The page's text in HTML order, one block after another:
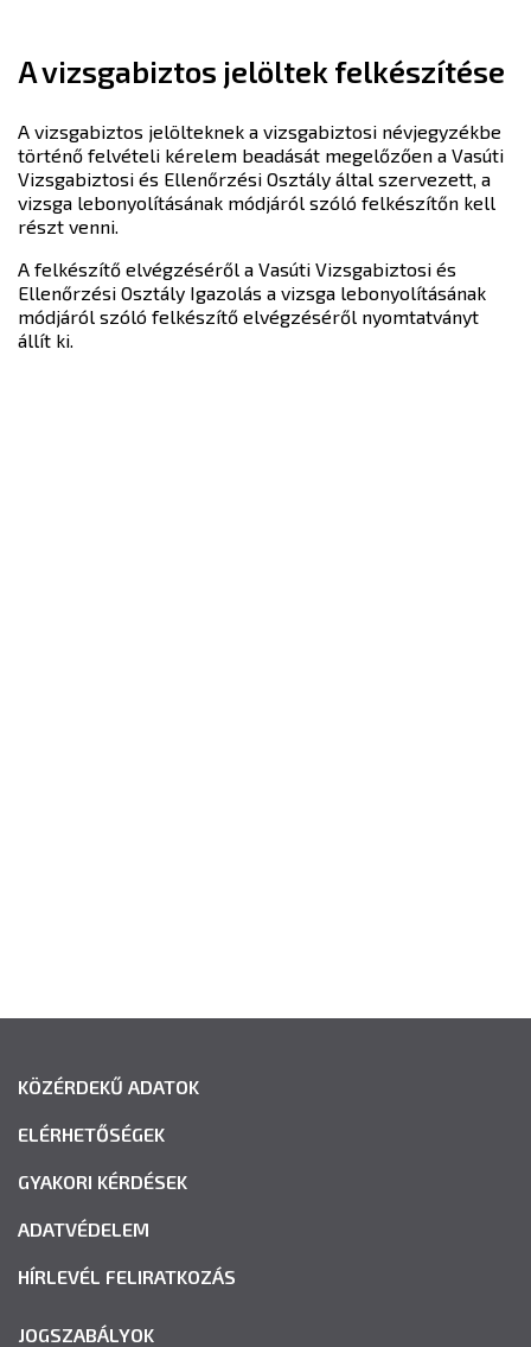
A vizsgabiztos jelöltek felkészítése
A vizsgabiztos jelölteknek a vizsgabiztosi névjegyzékbe
történő felvételi kérelem beadását megelőzően a Vasúti
Vizsgabiztosi és Ellenőrzési Osztály által szervezett, a
vizsga lebonyolításának módjáról szóló felkészítőn kell
részt venni.
A felkészítő elvégzéséről a Vasúti Vizsgabiztosi és
Ellenőrzési Osztály Igazolás a vizsga lebonyolításának
módjáról szóló felkészítő elvégzéséről nyomtatványt
állít ki.
KÖZÉRDEKŰ ADATOK
ELÉRHETŐSÉGEK
GYAKORI KÉRDÉSEK
ADATVÉDELEM
HÍRLEVÉL FELIRATKOZÁS
JOGSZABÁLYOK